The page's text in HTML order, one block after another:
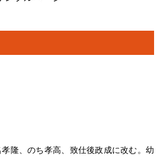
隆、のち孝高、致仕後政成に改む。幼